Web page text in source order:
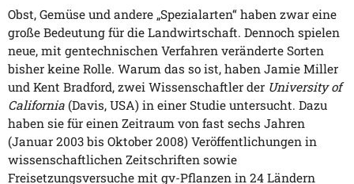
Obst, Gemüse und andere „Spezialarten“ haben zwar eine
große Bedeutung für die Landwirtschaft. Dennoch spielen
neue, mit gentechnischen Verfahren veränderte Sorten
bisher keine Rolle. Warum das so ist, haben Jamie Miller
und Kent Bradford, zwei Wissenschaftler der University of
California (Davis, USA) in einer Studie untersucht. Dazu
haben sie für einen Zeitraum von fast sechs Jahren
(Januar 2003 bis Oktober 2008) Veröffentlichungen in
wissenschaftlichen Zeitschriften sowie
Freisetzungsversuche mit gv-Pflanzen in 24 Ländern